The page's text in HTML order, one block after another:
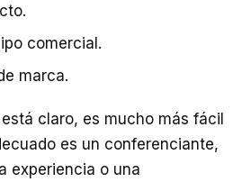
comercial.
marca.
claro, es mucho más fácil
es un conferenciante,
experiencia o una